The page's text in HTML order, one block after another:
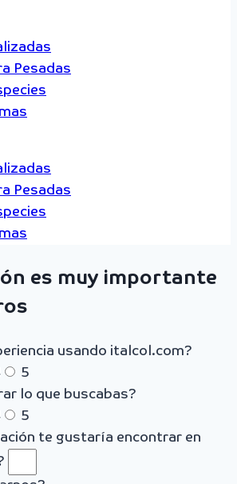
Pesadas
Pesadas
es muy importante
usando italcol.com?
5
lo que buscabas?
5
te gustaría encontrar en